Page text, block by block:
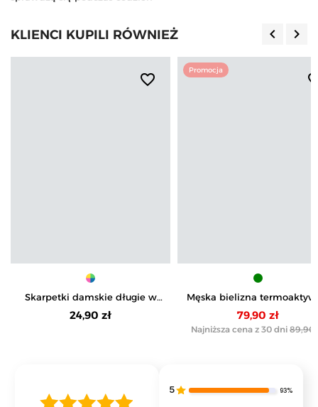
KLIENCI KUPILI RÓWNIEŻ keyboard_arrow_left keyboard_arrow_right
favorite_border
Skarpetki damskie długie w
urocze łapki 3-pak
24,90 zł
Promocja
Męska bielizna
legginsy
79,90 zł
Najniższa cena z 30 dni 89,90
5 93%